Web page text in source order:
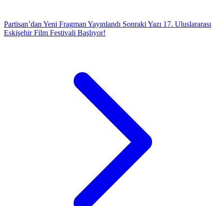
Partisan’dan Yeni Fragman Yayınlandı Sonraki Yazı 17. Uluslararası
Eskişehir Film Festivali Başlıyor!